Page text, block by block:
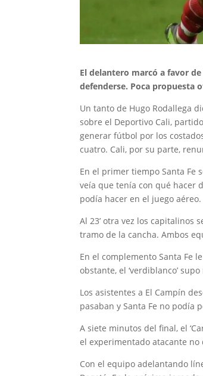
El delantero marcó a favor
defenderse. Poca propuesta
Un tanto de Hugo Rodallega
sobre el Deportivo Cali,
generar fútbol por los
cuatro. Cali, por su parte,
En el primer tiempo Santa Fe
veía que tenía con qué hacer
podía hacer en el juego aéreo.
Al 23’ otra vez los
tramo de la cancha. Ambos
En el complemento Santa Fe
obstante, el ‘verdiblanco’
Los asistentes a El Campín
pasaban y Santa Fe no podía
A siete minutos del final, el
el experimentado atacante
Con el equipo adelantando